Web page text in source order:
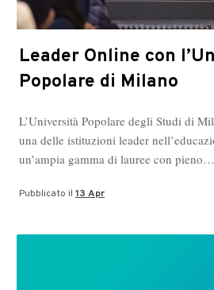
Leader Online con
Popolare di Milano
L’Università Popolare degli Studi di
una delle istituzioni leader
un’ampia gamma di lauree con pieno…
Pubblicato il 13 Apr